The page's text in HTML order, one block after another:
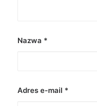
Nazwa *
Adres e-mail *